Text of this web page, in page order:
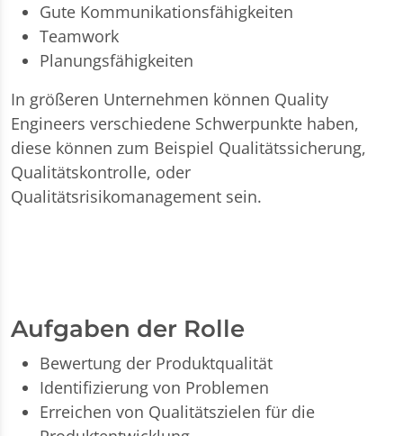
Gute Kommunikationsfähigkeiten
Teamwork
Planungsfähigkeiten
In größeren Unternehmen können Quality
Engineers verschiedene Schwerpunkte haben,
diese können zum Beispiel Qualitätssicherung,
Qualitätskontrolle, oder
Qualitätsrisikomanagement sein.
Aufgaben der Rolle
Bewertung der Produktqualität
Identifizierung von Problemen
Erreichen von Qualitätszielen für die